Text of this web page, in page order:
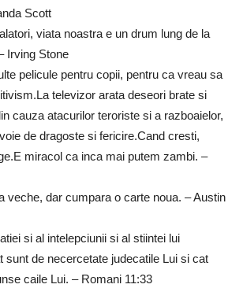
Scott
viata noastra e un drum lung de la
Irving Stone
pelicule pentru copii, pentru ca vreau sa
televizor arata deseori brate si
cauza atacurilor teroriste si a razboaielor,
de dragoste si fericire.Cand cresti,
miracol ca inca mai putem zambi. –
veche, dar cumpara o carte noua. – Austin
si al intelepciunii si al stiintei lui
sunt de necercetate judecatile Lui si cat
caile Lui. – Romani 11:33